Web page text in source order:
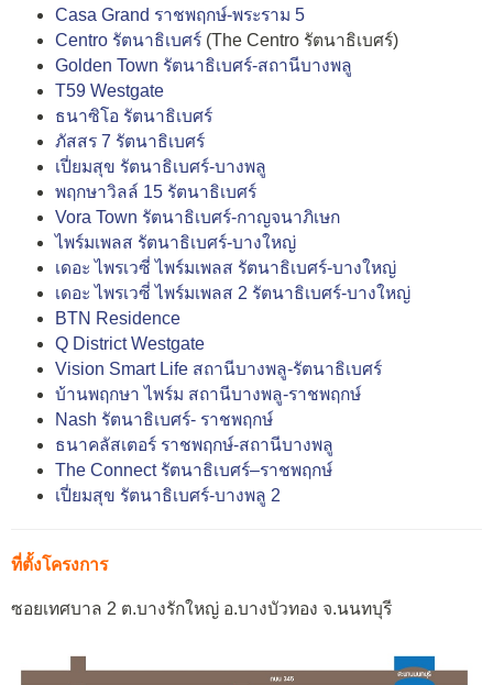
Casa Grand ราชพฤกษ์-พระราม 5
Centro รัตนาธิเบศร์ (The Centro รัตนาธิเบศร์)
Golden Town รัตนาธิเบศร์-สถานีบางพลู
T59 Westgate
ธนาซิโอ รัตนาธิเบศร์
ภัสสร 7 รัตนาธิเบศร์
เปี่ยมสุข รัตนาธิเบศร์-บางพลู
พฤกษาวิลล์ 15 รัตนาธิเบศร์
Vora Town รัตนาธิเบศร์-กาญจนาภิเษก
ไพร์มเพลส รัตนาธิเบศร์-บางใหญ่
เดอะ ไพรเวซี่ ไพร์มเพลส รัตนาธิเบศร์-บางใหญ่
เดอะ ไพรเวซี่ ไพร์มเพลส 2 รัตนาธิเบศร์-บางใหญ่
BTN Residence
Q District Westgate
Vision Smart Life สถานีบางพลู-รัตนาธิเบศร์
บ้านพฤกษา ไพร์ม สถานีบางพลู-ราชพฤกษ์
Nash รัตนาธิเบศร์- ราชพฤกษ์
ธนาคลัสเตอร์ ราชพฤกษ์-สถานีบางพลู
The Connect รัตนาธิเบศร์–ราชพฤกษ์
เปี่ยมสุข รัตนาธิเบศร์-บางพลู 2
ที่ตั้งโครงการ
ซอยเทศบาล 2 ต.บางรักใหญ่ อ.บางบัวทอง จ.นนทบุรี